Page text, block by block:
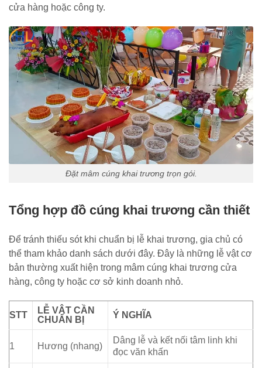
cửa hàng hoặc công ty.
Đặt mâm cúng khai trương trọn gói.
Tổng hợp đồ cúng khai trương cần thiết
Để tránh thiếu sót khi chuẩn bị lễ khai trương, gia chủ có
thể tham khảo danh sách dưới đây. Đây là những lễ vật cơ
bản thường xuất hiện trong mâm cúng khai trương cửa
hàng, công ty hoặc cơ sở kinh doanh nhỏ.
STT
LỄ VẬT CẦN
CHUẨN BỊ
Ý NGHĨA
1 Hương (nhang)
Dâng lễ và kết nối tâm linh khi
đọc văn khấn